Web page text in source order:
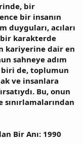
bir
bir insanın
duyguları, acıları
bir karakterde
kariyerine dair en
sahneye adım
biri de, toplumun
ve insanlara
Bu, onun
Bir Anı: 1990